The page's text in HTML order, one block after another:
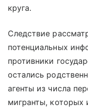
круга.
Следствие
потенциальных
противники
остались
агенты из числа
мигранты, которых